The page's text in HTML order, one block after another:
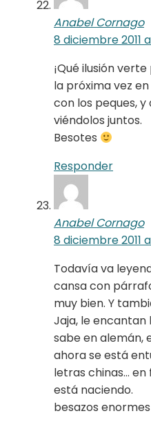
Anabel Cornago
8 diciembre 2011
¡Qué ilusión
la próxima vez
con los peques,
viéndolos juntos.
Besotes
Responder
Anabel Cornago
8 diciembre 2011
Todavía va
cansa con
muy bien. Y
Jaja, le encantan
sabe en alemán,
ahora se está
letras chinas… en
está naciendo.
besazos